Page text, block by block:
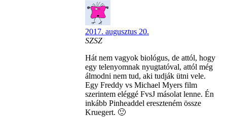
2017. augusztus 20.
SZSZ
Hát nem vagyok biológus, de attól, hogy
egy telenyomnak nyugtatóval, attól még
álmodni nem tud, aki tudják ütni vele.
Egy Freddy vs Michael Myers film
szerintem eléggé FvsJ másolat lenne. Én
inkább Pinheaddel ereszteném össze
Kruegert. 🙂